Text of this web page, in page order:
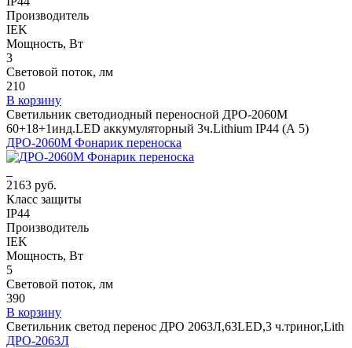
Производитель
IEK
Мощность, Вт
3
Световой поток, лм
210
В корзину
Светильник светодиодный переносной ДРО-2060М
60+18+1инд.LED аккумуляторный 3ч.Lithium IP44 (А 5)
ДРО-2060М Фонарик переноска
2163 руб.
Класс защиты
IP44
Производитель
IEK
Мощность, Вт
5
Световой поток, лм
390
В корзину
Светильник светод перенос ДРО 2063Л,63LED,3 ч.триног,Lith
ДРО-2063Л